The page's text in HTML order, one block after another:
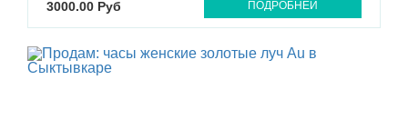
3000.00 Руб ПОДРОБНЕЙ